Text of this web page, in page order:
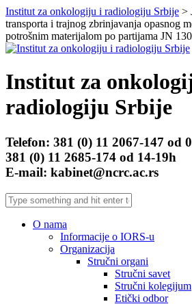
Institut za onkologiju i radiologiju Srbije >
transporta i trajnog zbrinjavanja opasnog
potrošnim materijalom po partijama JN
Institut za
radiologiju Srbije
Telefon: 381 (0) 11 2067-147 od
381 (0) 11 2685-174 od 14-19h
E-mail: kabinet@ncrc.ac.rs
O nama
Informacije o IORS-u
Organizacija
Stručni organi
Stručni savet
Stručni kolegijum
Etički odbor